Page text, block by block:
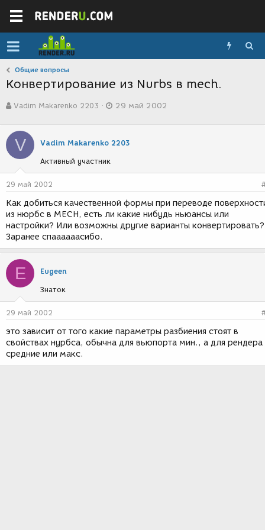
Общие вопросы
Конвертирование из Nurbs в mech.
в
о
р
е
м
ы
Vadim Makarenko 2203
а
с
д
и
я
29 май 2002
V Vadim Makarenko 2203
Активный участник
29 май 2002
Как добиться качественной формы при переводе
из нюрбс в MECH, есть ли какие нибудь ньюансы или
настройки? Или возможны другие варианты конвертировать?
Заранее спаааааасибо.
E Eugeen
Знаток
29 май 2002
это зависит от того какие параметры разбиения стоят в
свойствах нурбса, обычна для вьюпорта мин., а для рендера
средние или макс.